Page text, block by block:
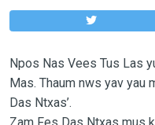
Npos Nas Vees Tus Las
Mas. Thaum nws yav yau
Das Ntxas’.